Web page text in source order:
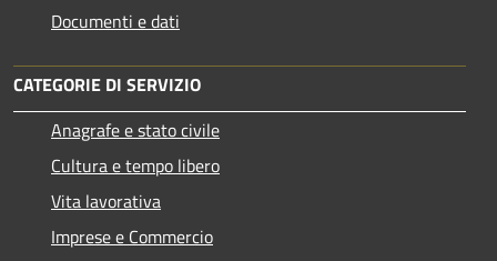
Documenti e dati
CATEGORIE DI SERVIZIO
Anagrafe e stato civile
Cultura e tempo libero
Vita lavorativa
Imprese e Commercio